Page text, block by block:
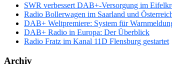
SWR verbessert DAB+-Versorgung im
Radio Bollerwagen im Saarland und
DAB+ Weltpremiere: System für
DAB+ Radio in Europa: Der Überblick
Radio Fratz im Kanal 11D Flensburg gestartet
Archiv